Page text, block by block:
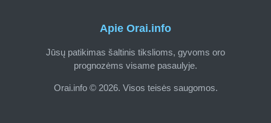
Apie Orai.info
Jūsų patikimas šaltinis tikslioms, gyvoms oro
prognozėms visame pasaulyje.
Orai.info © 2026. Visos teisės saugomos.